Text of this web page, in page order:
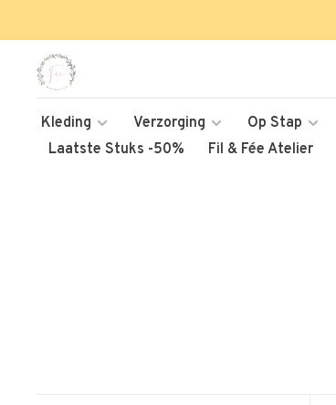
Kleding Verzorging Op Stap
Laatste Stuks -50%
Fil & Fée Atelier